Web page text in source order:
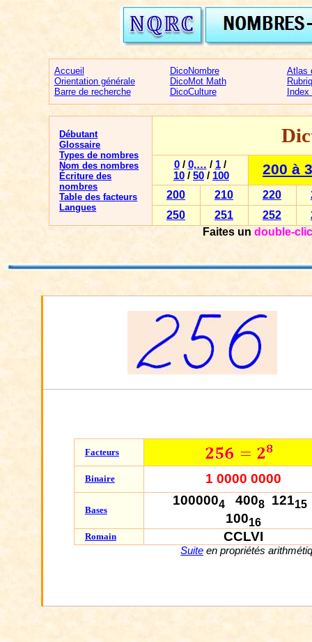
Accueil
Orientation générale
Barre de recherche
DicoNombre
DicoMot Math
DicoCulture
Atlas
Débutant
Glossaire
Types de nombres
Nom des nombres
Écriture des
nombres
Table des facteurs
Langues
0/ 0,… / 1/
10 / 50 / 100 200 à
200 210 220
250
251 252
Faites un double-clic
Facteurs
Binaire 1 0000 0000
Bases
1000004 4008 12115
10016
Romain CCLVI
Suite en propriétés